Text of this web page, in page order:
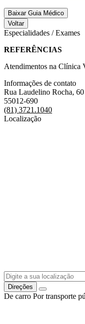
Baixar Guia Médico
Voltar
Especialidades / Exames
REFERÊNCIAS
Atendimentos na Clínica
Informações de contato
Rua Laudelino Rocha,
55012-690
(81) 3721.1040
Localização
Direções
De carro Por transporte